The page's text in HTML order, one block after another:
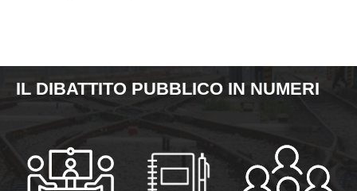
IL DIBATTITO PUBBLICO IN NUMERI